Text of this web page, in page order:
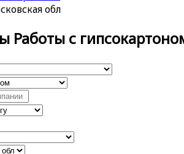
обл
Работы с